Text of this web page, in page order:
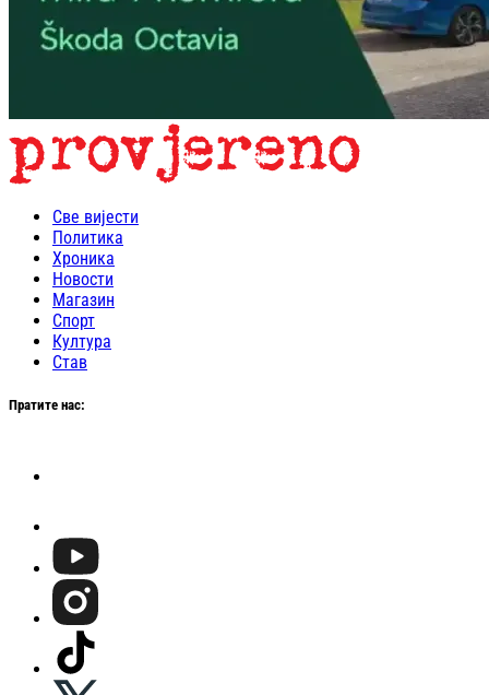
Све вијести
Политика
Хроника
Новости
Магазин
Спорт
Култура
Став
Пратите нас: